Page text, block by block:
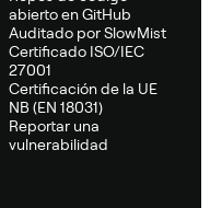
abierto en GitHub
Auditado por SlowMist
Certificado ISO/IEC
27001
Certificación de la UE
NB (EN 18031)
Reportar una
vulnerabilidad